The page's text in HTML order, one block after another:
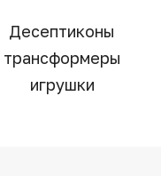
Десептиконы
трансформеры
игрушки